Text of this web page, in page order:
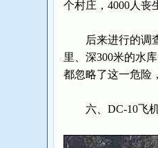
个村庄，4000人丧
后来进行的调查
里、深300米的水
都忽略了这一危险
六、DC-10飞机